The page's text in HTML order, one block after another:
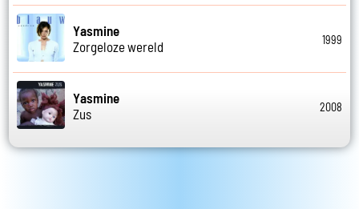
Yasmine
Zorgeloze wereld
1999
Yasmine
Zus
2008